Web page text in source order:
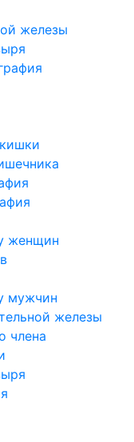
железы
женщин
мужчин
железы
члена